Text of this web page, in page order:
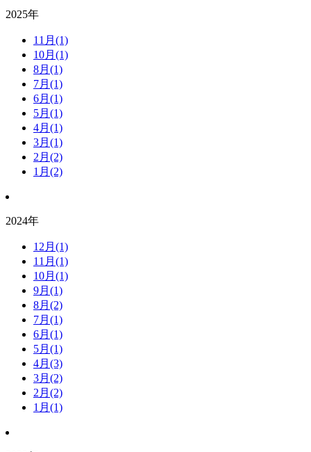
2025年
11月(1)
10月(1)
8月(1)
7月(1)
6月(1)
5月(1)
4月(1)
3月(1)
2月(2)
1月(2)
2024年
12月(1)
11月(1)
10月(1)
9月(1)
8月(2)
7月(1)
6月(1)
5月(1)
4月(3)
3月(2)
2月(2)
1月(1)